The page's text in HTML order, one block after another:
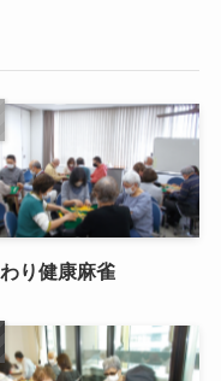
り健康麻雀